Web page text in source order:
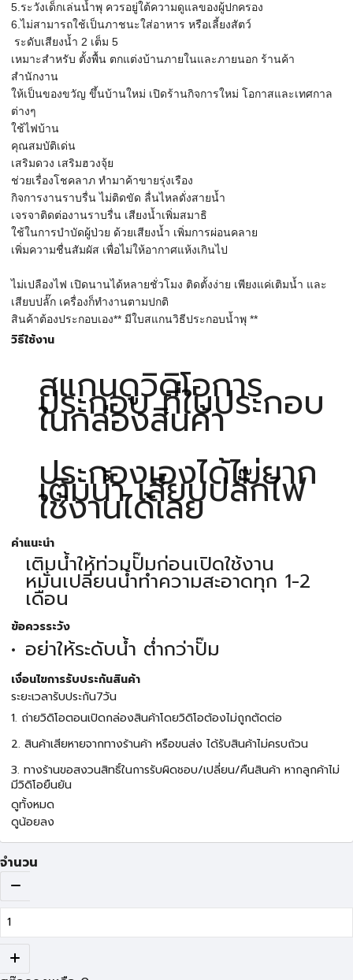
5.ระวังเด็กเล่นน้ำพุ ควรอยู่ใต้ความดูแลของผู้ปกครอง
6.ไม่สามารถใช้เป็นภาชนะใส่อาหาร หรือเลี้ยงสัตว์
ระดับเสียงน้ำ 2 เต็ม 5
เหมาะสำหรับ ตั้งพื้น ตกแต่งบ้านภายในและภายนอก ร้านค้า
สำนักงาน
ให้เป็นของขวัญ ขึ้นบ้านใหม่ เปิดร้านกิจการใหม่ โอกาสและเทศกาล
ต่างๆ
ใช้ไฟบ้าน
คุณสมบัติเด่น
เสริมดวง เสริมฮวงจุ้ย
ช่วยเรื่องโชคลาภ ทำมาค้าขายรุ่งเรือง
กิจการงานราบรื่น ไม่ติดขัด ลื่นไหลดั่งสายน้ำ
เจรจาติดต่องานราบรื่น เสียงน้ำเพิ่มสมาธิ
ใช้ในการบำบัดผู้ป่วย ด้วยเสียงน้ำ เพิ่มการผ่อนคลาย
เพิ่มความชื่นสัมผัส เพื่อไม่ให้อากาศแห้งเกินไป
ไม่เปลืองไฟ เปิดนานได้หลายชั่วโมง ติดตั้งง่าย เพียงแค่เติมน้ำ และ
เสียบปลั๊ก เครื่องก็ทำงานตามปกติ
สินค้าต้องประกอบเอง** มีใบสแกนวิธีประกอบน้ำพุ **
วิธีใช้งาน
สแกนดูวิดิโอการ
ประกอบ ที่ใบประกอบ
ในกล่องสินค้า
ประกองเองได้ไม่ยาก
เติมน้ำ เสียบปลั๊กไฟ
ใช้งานได้เลย
คำแนะนำ
เติมน้ำให้ท่วมปั๊มก่อนเปิดใช้งาน
หมั่นเปลี่ยนน้ำทำความสะอาดทุก 1-2
เดือน
ข้อควรระวัง
อย่าให้ระดับน้ำ ต่ำกว่าปั๊ม
เงื่อนไขการรับประกันสินค้า
ระยะเวลารับประกัน7วัน
1. ถ่ายวิดิโอตอนเปิดกล่องสินค้าโดยวิดิโอต้องไม่ถูกตัดต่อ
2. สินค้าเสียหายจากทางร้านค้า หรือขนส่ง ได้รับสินค้าไม่ครบถ้วน
3. ทางร้านขอสงวนสิทธิ์ในการรับผิดชอบ/เปลี่ยน/คืนสินค้า หากลูกค้าไม่
มีวิดิโอยืนยัน
ดูทั้งหมด
ดูน้อยลง
จำนวน